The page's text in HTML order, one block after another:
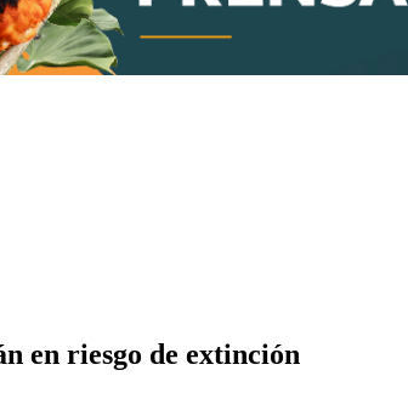
en riesgo de extinción